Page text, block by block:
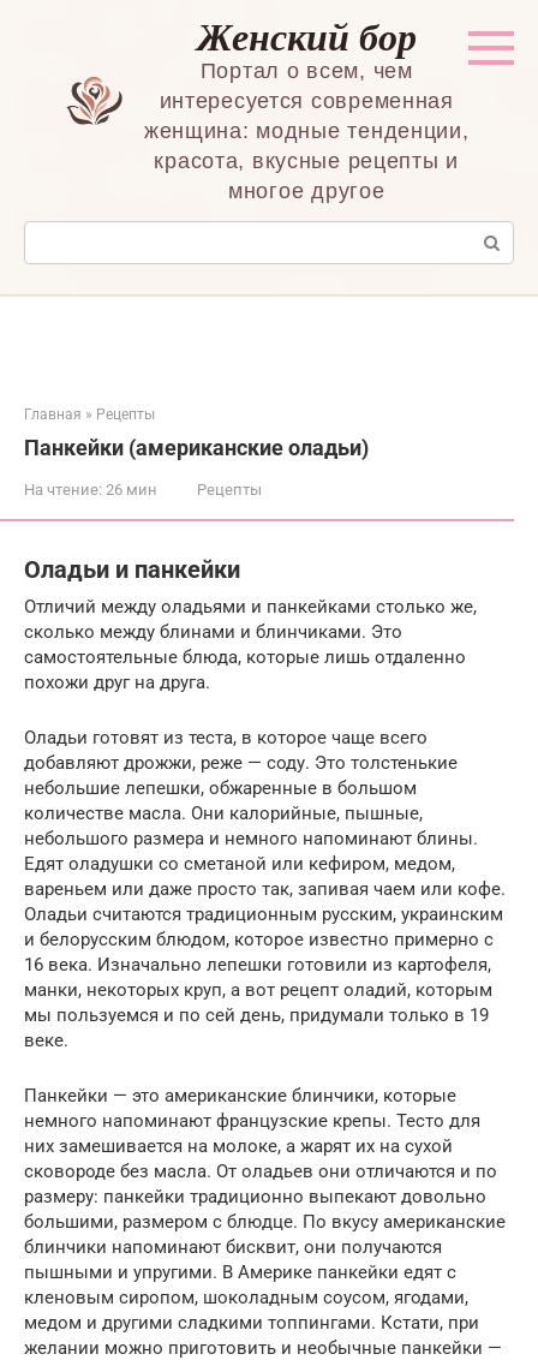
Женский бор
Портал о всем, чем
интересуется современная
женщина: модные тенденции,
красота, вкусные рецепты и
многое другое
Поиск:
Главная » Рецепты
Панкейки (американские оладьи)
На чтение: 26 мин Рецепты
Оладьи и панкейки
Отличий между оладьями и панкейками столько же,
сколько между блинами и блинчиками. Это
самостоятельные блюда, которые лишь отдаленно
похожи друг на друга.
Оладьи готовят из теста, в которое чаще всего
добавляют дрожжи, реже — соду. Это толстенькие
небольшие лепешки, обжаренные в большом
количестве масла. Они калорийные, пышные,
небольшого размера и немного напоминают блины.
Едят оладушки со сметаной или кефиром, медом,
вареньем или даже просто так, запивая чаем или кофе.
Оладьи считаются традиционным русским, украинским
и белорусским блюдом, которое известно примерно с
16 века. Изначально лепешки готовили из картофеля,
манки, некоторых круп, а вот рецепт оладий, которым
мы пользуемся и по сей день, придумали только в 19
веке.
Панкейки — это американские блинчики, которые
немного напоминают французские крепы. Тесто для
них замешивается на молоке, а жарят их на сухой
сковороде без масла. От оладьев они отличаются и по
размеру: панкейки традиционно выпекают довольно
большими, размером с блюдце. По вкусу американские
блинчики напоминают бисквит, они получаются
пышными и упругими. В Америке панкейки едят с
кленовым сиропом, шоколадным соусом, ягодами,
медом и другими сладкими топпингами. Кстати, при
желании можно приготовить и необычные панкейки —